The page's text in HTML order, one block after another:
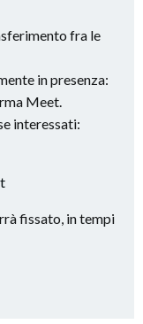
fra le
in presenza:
Meet.
interessati:
fissato, in tempi